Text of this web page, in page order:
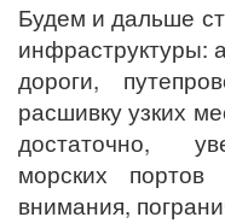
Будем и дальше
инфраструктуры:
дороги,
расшивку узких
достаточно,
морских
внимания,